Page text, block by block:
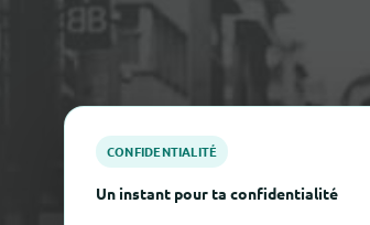
CONFIDENTIALITÉ
Un instant pour ta confidentialité